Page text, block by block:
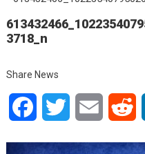
3718_n
Share News
FacebookTwitter Email